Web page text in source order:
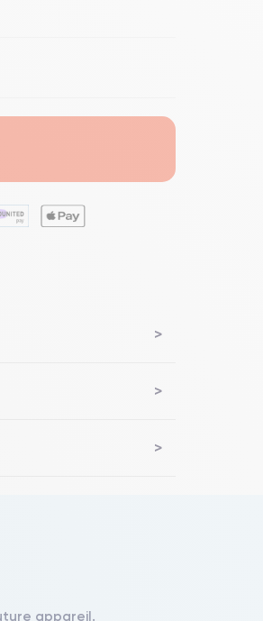
vos Options
appareil.